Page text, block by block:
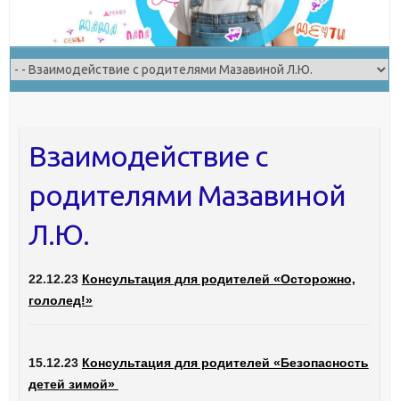
Взаимодействие с
родителями Мазавиной
Л.Ю.
22.12.23 Консультация для родителей «Осторожно,
гололед!»
15.12.23 Консультация для родителей «Безопасность
детей зимой»